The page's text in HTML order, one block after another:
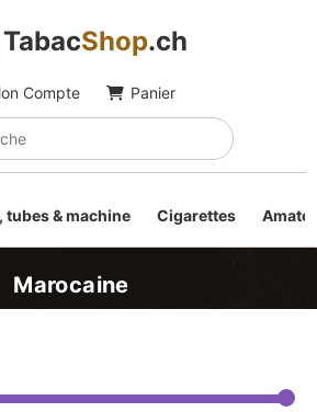
TabacShop.ch
Compte Panier
tubes & machine Cigarettes
Marocaine